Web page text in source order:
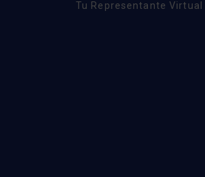
Tu Representante Virtual